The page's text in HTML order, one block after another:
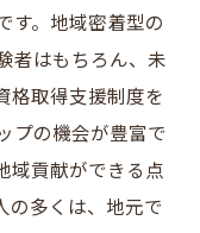
理由
し方
際
られるスキル
す。地域密着型の
者はもちろん、未
格取得支援制度を
プの機会が豊富で
域貢献ができる点
の多くは、地元で